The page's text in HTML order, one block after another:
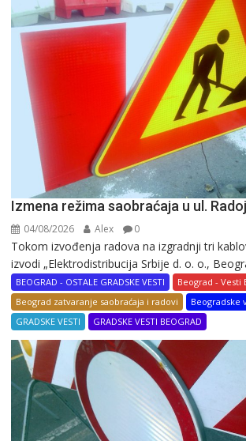
Izmena režima saobraćaja u ul.
04/08/2026 Alex 0
Tokom izvođenja radova na izgradnji tri
izvodi „Elektrodistribucija Srbije d. o. o.,
BEOGRAD - OSTALE GRADSKE VESTI
Beograd - Vesti
Beograd zatvaranje saobraćaja i radovi
Beogradske
GRADSKE VESTI
GRADSKE VESTI BEOGRAD